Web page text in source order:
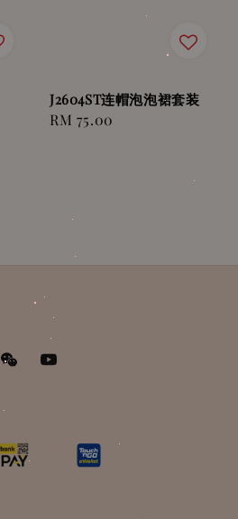
J2604ST连帽泡泡裙套装
Regular
RM 75.00